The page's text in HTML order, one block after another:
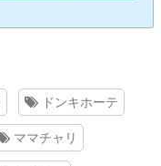
ドンキホーテ
ママチャリ